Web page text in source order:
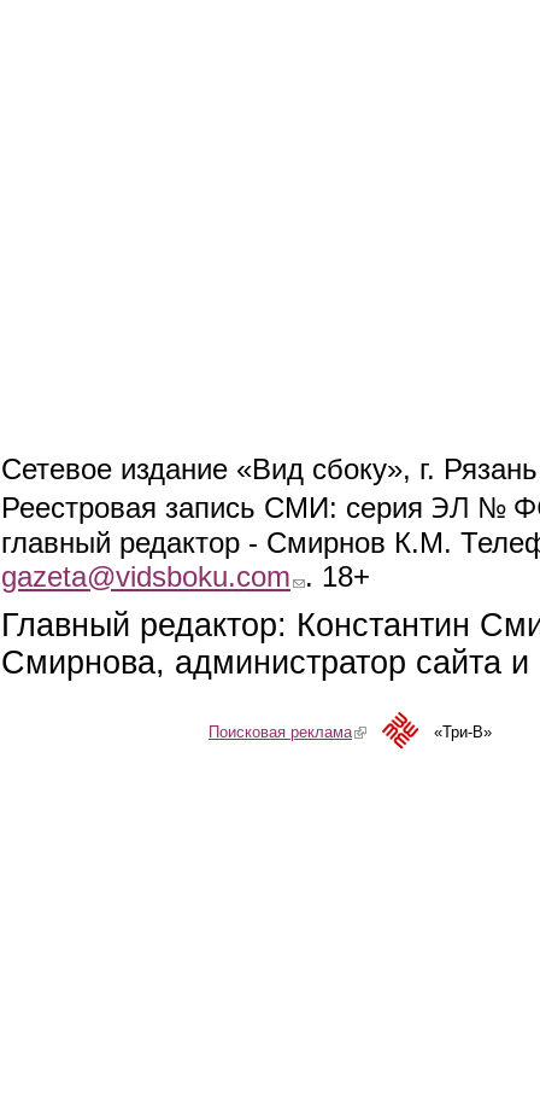
Сетевое издание «Вид сбоку», г.
Реестровая запись СМИ: серия ЭЛ №
главный редактор - Смирнов К.М.
gazeta@vidsboku.com (link sends e-mail)
. 18+
Главный редактор: Константин
Смирнова, администратор сайта
Поисковая реклама(link is external)«Три-В»